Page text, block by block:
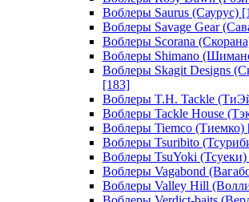
Воблеры Saurus (Саурус)
Воблеры Savage Gear
Воблеры Scorana
Воблеры Shimano
Воблеры Skagit Designs
[183]
Воблеры T.H. Tackle
Воблеры Tackle House
Воблеры Tiemco (Тиемко)
Воблеры Tsuribito
Воблеры TsuYoki (Тсуеки)
Воблеры Vagabond
Воблеры Valley Hill